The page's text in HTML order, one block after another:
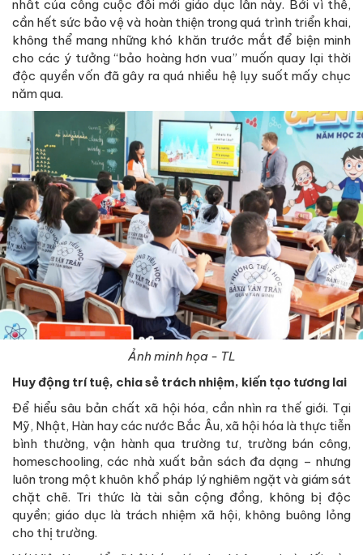
nhất của công cuộc đổi mới giáo dục lần này. Bởi vì thế,
cần hết sức bảo vệ và hoàn thiện trong quá trình triển khai,
không thể mang những khó khăn trước mắt để biện minh
cho các ý tưởng “bảo hoàng hơn vua” muốn quay lại thời
độc quyền vốn đã gây ra quá nhiều hệ lụy suốt mấy chục
năm qua.
Ảnh minh họa - TL
Huy động trí tuệ, chia sẻ trách nhiệm, kiến tạo tương lai
Để hiểu sâu bản chất xã hội hóa, cần nhìn ra thế giới. Tại
Mỹ, Nhật, Hàn hay các nước Bắc Âu, xã hội hóa là thực tiễn
bình thường, vận hành qua trường tư, trường bán công,
homeschooling, các nhà xuất bản sách đa dạng – nhưng
luôn trong một khuôn khổ pháp lý nghiêm ngặt và giám sát
chặt chẽ. Tri thức là tài sản cộng đồng, không bị độc
quyền; giáo dục là trách nhiệm xã hội, không buông lỏng
cho thị trường.